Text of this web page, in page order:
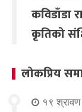
कविडाँडा
कृतिको
लोकप्रिय
१९